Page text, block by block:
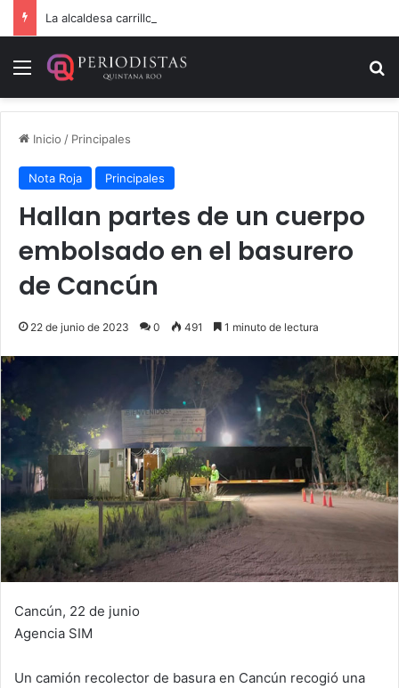
Menú
Inicio / Principales
Nota Roja Principales
Hallan partes de un cuerpo
embolsado en el basurero
de Cancún
22 de junio de 2023 0 491 1 minuto de lectura
Cancún, 22 de junio
Agencia SIM
Un camión recolector de basura en Cancún recogió una